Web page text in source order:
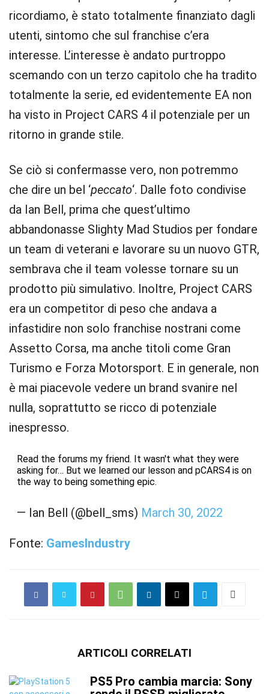
ricordiamo, è stato totalmente finanziato dagli
utenti, sintomo che sul franchise c’era
interesse. L’interesse è andato purtroppo
scemando con un terzo capitolo che ha tradito
totalmente la serie, ed evidentemente EA non
ha visto in Project CARS 4 il potenziale per un
ritorno in grande stile.
Se ciò si confermasse vero, non potremmo
che dire un bel ‘peccato‘. Dalle foto condivise
da Ian Bell, prima che quest’ultimo
abbandonasse Slighty Mad Studios per fondare
un team di veterani e lavorare su un nuovo GTR,
sembrava che il team volesse tornare su un
prodotto più simulativo. Inoltre, Project CARS
era un competitor di peso che andava a
infastidire non solo franchise nostrani come
Assetto Corsa, ma anche titoli come Gran
Turismo e Forza Motorsport. E in generale, non
è mai piacevole vedere un brand svanire nel
nulla, soprattutto se ricco di potenziale
inespresso.
Read the forums my friend. It wasn't what they were
asking for… But we learned our lesson and pCARS4 is on
the way to being something epic.
— Ian Bell (@bell_sms) March 30, 2022
Fonte: GamesIndustry
ARTICOLI CORRELATI
PS5 Pro cambia marcia: Sony